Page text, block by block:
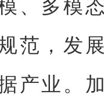
、多模
范，发
产业。